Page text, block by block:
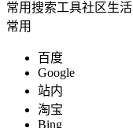
常用搜索工具社区生活
常用
百度
Google
站内
淘宝
Bing